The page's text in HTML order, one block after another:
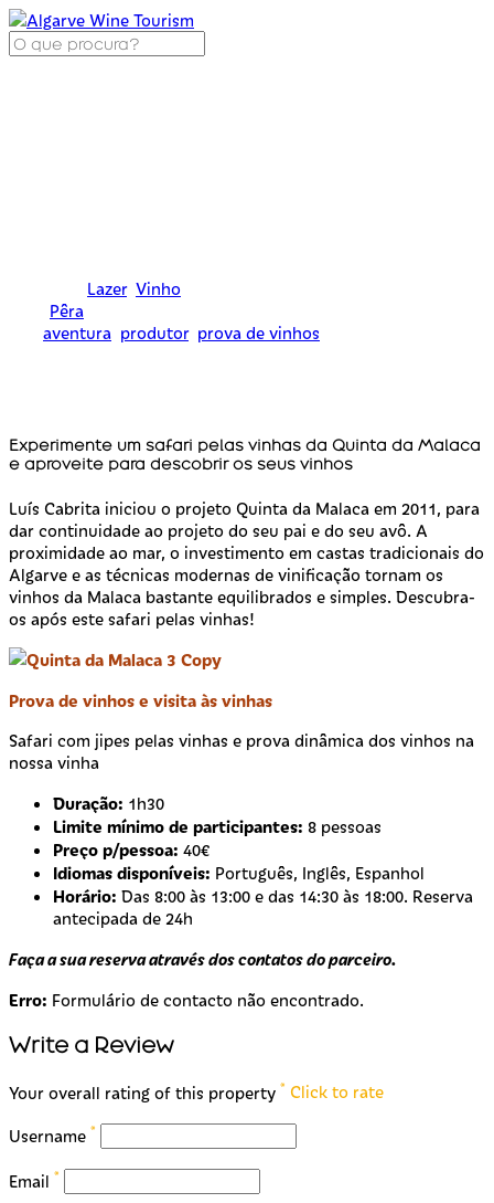
Lazer, Vinho
Pêra
aventura produtor, prova de vinhos
Experimente um safari pelas vinhas da Quinta da Malaca
e aproveite para descobrir os seus vinhos
Luís Cabrita iniciou o projeto Quinta da Malaca em 2011, para
dar continuidade ao projeto do seu pai e do seu avô. A
proximidade ao mar, o investimento em castas tradicionais do
Algarve e as técnicas modernas de vinificação tornam os
vinhos da Malaca bastante equilibrados e simples. Descubra-
os após este safari pelas vinhas!
Prova de vinhos e visita às vinhas
Safari com jipes pelas vinhas e prova dinâmica dos vinhos na
nossa vinha
Duração: 1h30
Limite mínimo de participantes: 8 pessoas
Preço p/pessoa: 40€
Idiomas disponíveis: Português, Inglês, Espanhol
Horário: Das 8:00 às 13:00 e das 14:30 às 18:00. Reserva
antecipada de 24h
Faça a sua reserva através dos contatos do parceiro.
Erro: Formulário de contacto não encontrado.
Write a Review
Your overall rating of this property * Click to rate
Username *
Email *